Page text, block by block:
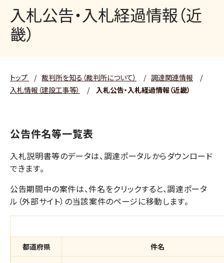
入札公告・入札経過情報（近
畿）
トップ / 裁判所を知る（裁判所について） / 調達関連情報
/
入札情報（建設工事等）
/ 入札公告・入札経過情報（近畿）
公告件名等一覧表
入札説明書等のデータは、調達ポータルからダウンロード
できます。
公告期間中の案件は、件名をクリックすると、調達ポータ
ル（外部サイト）の当該案件のページに移動します。
都道府県 件名